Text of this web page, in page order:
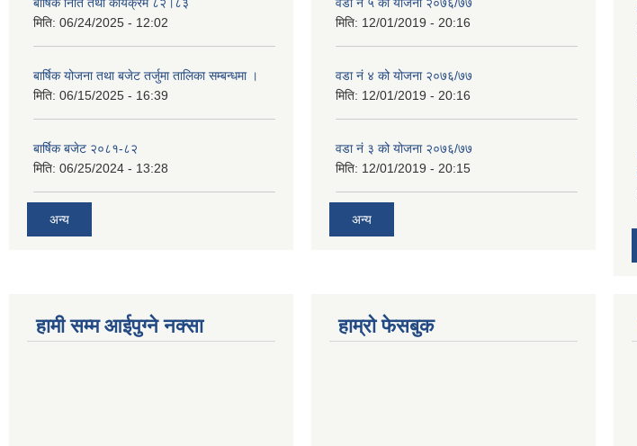
मिति: 06/24/2025 - 12:02
बार्षिक योजना तथा बजेट तर्जुमा तालिका सम्बन्धमा ।
मिति: 06/15/2025 - 16:39
बार्षिक बजेट २०८१-८२
मिति: 06/25/2024 - 13:28
अन्य
मिति: 12/01/2019 - 20:16
वडा नं ४ को योजना २०७६/७७
मिति: 12/01/2019 - 20:16
वडा नं ३ को योजना २०७६/७७
मिति: 12/01/2019 - 20:15
अन्य
हामी सम्म आईपुग्ने नक्सा हाम्रो फेसबुक